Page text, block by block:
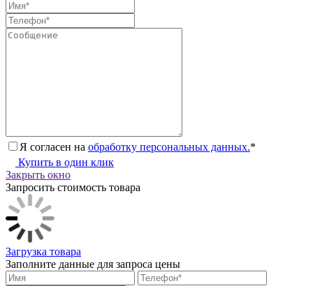
Я согласен на обработку персональных данных.*
Купить в один клик
Закрыть окно
Запросить стоимость товара
Загрузка товара
Заполните данные для запроса цены